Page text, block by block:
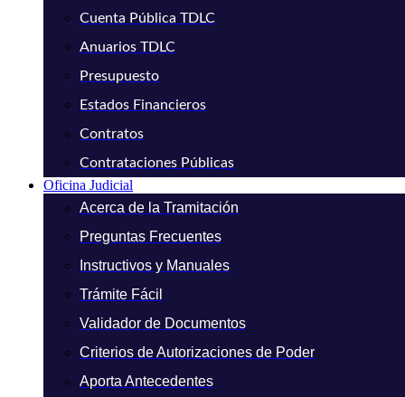
Cuenta Pública TDLC
Anuarios TDLC
Presupuesto
Estados Financieros
Contratos
Contrataciones Públicas
Oficina Judicial
Acerca de la Tramitación
Preguntas Frecuentes
Instructivos y Manuales
Trámite Fácil
Validador de Documentos
Criterios de Autorizaciones de Poder
Aporta Antecedentes